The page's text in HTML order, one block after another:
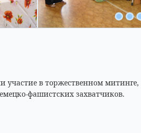
участие в торжественном митинге,
фашистских захватчиков.